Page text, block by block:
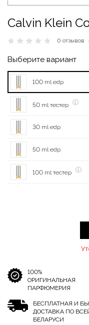
Calvin Klein
0 отзывов
Выберите вариант
100 ml edp
50 ml тестер
30 ml edp
50 ml edp
100 ml тестер
100%
ОРИГИНАЛЬНАЯ
ПАРФЮМЕРИЯ
БЕСПЛАТНАЯ И
ДОСТАВКА ПО
БЕЛАРУСИ